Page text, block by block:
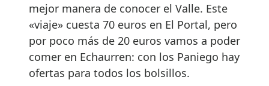
mejor manera de conocer el Valle. Este
«viaje» cuesta 70 euros en El Portal, pero
por poco más de 20 euros vamos a poder
comer en Echaurren: con los Paniego hay
ofertas para todos los bolsillos.